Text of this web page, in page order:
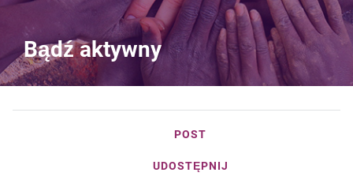
Bądź aktywny
POST
UDOSTĘPNIJ